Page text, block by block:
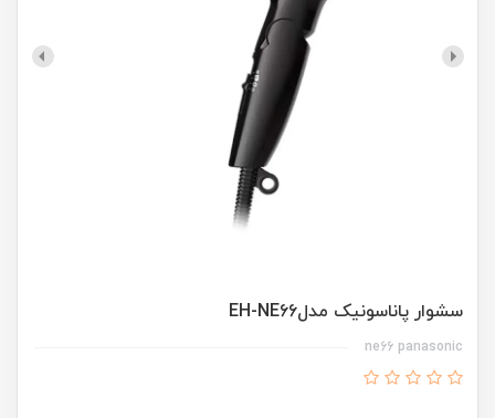
سشوار پاناسونیک مدلEH-NE66
ne66 panasonic